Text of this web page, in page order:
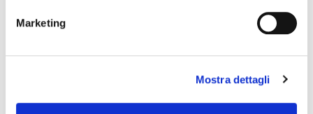
Marketing
Mostra dettagli
Eugenio Cavallo, Marcella Biddoccu, Niccolò
Pampuro e Giorgia Bagagiolo,